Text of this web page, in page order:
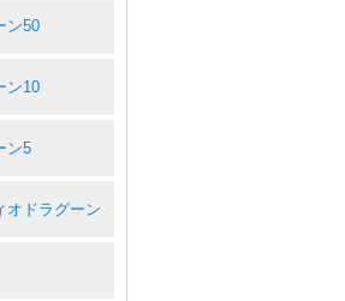
ン50
ン10
ン5
オドラグーン